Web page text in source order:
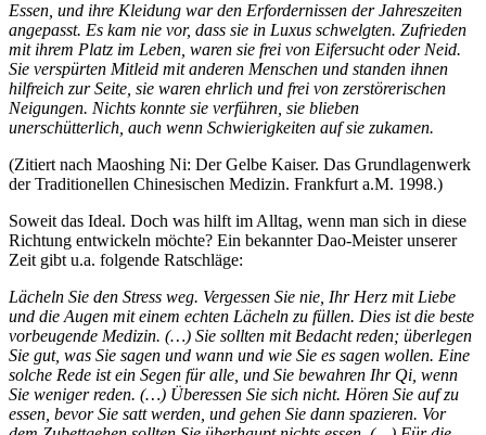
Essen, und ihre Kleidung war den Erfordernissen der Jahreszeiten
angepasst. Es kam nie vor, dass sie in Luxus schwelgten. Zufrieden
mit ihrem Platz im Leben, waren sie frei von Eifersucht oder Neid.
Sie verspürten Mitleid mit anderen Menschen und standen ihnen
hilfreich zur Seite, sie waren ehrlich und frei von zerstörerischen
Neigungen. Nichts konnte sie verführen, sie blieben
unerschütterlich, auch wenn Schwierigkeiten auf sie zukamen.
(Zitiert nach Maoshing Ni: Der Gelbe Kaiser. Das Grundlagenwerk
der Traditionellen Chinesischen Medizin. Frankfurt a.M. 1998.)
Soweit das Ideal. Doch was hilft im Alltag, wenn man sich in diese
Richtung entwickeln möchte? Ein bekannter Dao-Meister unserer
Zeit gibt u.a. folgende Ratschläge:
Lächeln Sie den Stress weg. Vergessen Sie nie, Ihr Herz mit Liebe
und die Augen mit einem echten Lächeln zu füllen. Dies ist die beste
vorbeugende Medizin. (…) Sie sollten mit Bedacht reden; überlegen
Sie gut, was Sie sagen und wann und wie Sie es sagen wollen. Eine
solche Rede ist ein Segen für alle, und Sie bewahren Ihr Qi, wenn
Sie weniger reden. (…) Überessen Sie sich nicht. Hören Sie auf zu
essen, bevor Sie satt werden, und gehen Sie dann spazieren. Vor